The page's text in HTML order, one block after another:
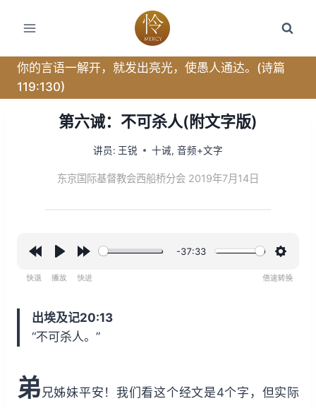
你的言语一解开，就发出亮光，使愚人通达。(诗篇
119:130)
第六诫：不可杀人(附文字版)
讲员: 王锐 十诫,音频+文字
东京国际基督教会西船桥分会 2019年7月14日
i
n
1
y
w
a
d
-37:33
出埃及记20:13
“不可杀人。”
弟 兄姊妹平安！我们看这个经文是4个字，但实际